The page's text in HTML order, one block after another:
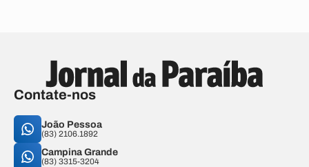
Contate-nos
João Pessoa
(83) 2106.1892
Campina Grande
(83) 3315-3204